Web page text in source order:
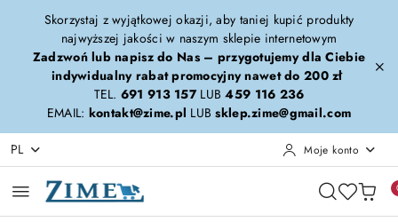
Przejdź do treści głównej
Przejdź do wyszukiwarki
Przejdź do moje konto
Przejdź do menu głównego
Przejdź do opisu produktu
Przejdź do stopki
Skorzystaj z wyjątkowej okazji, aby taniej kupić produkty
najwyższej jakości w naszym sklepie internetowym
Zadzwoń lub napisz do Nas – przygotujemy dla Ciebie
indywidualny rabat promocyjny nawet do 200 zł
TEL. 691 913 157LUB459 116 236
EMAIL: kontakt@zime.pl LUBsklep.zime@gmail.com
PL Moje konto